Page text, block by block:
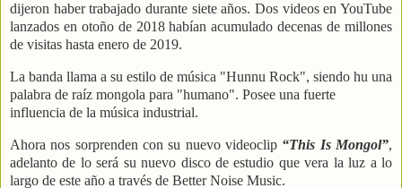
dijeron haber trabajado durante siete años. Dos videos en YouTube
lanzados en otoño de 2018 habían acumulado decenas de millones
de visitas hasta enero de 2019.
La banda llama a su estilo de música "Hunnu Rock", siendo hu una
palabra de raíz mongola para "humano". Posee una fuerte
influencia de la música industrial.
Ahora nos sorprenden con su nuevo videoclip “This Is Mongol”,
adelanto de lo será su nuevo disco de estudio que vera la luz a lo
largo de este año a través de Better Noise Music.